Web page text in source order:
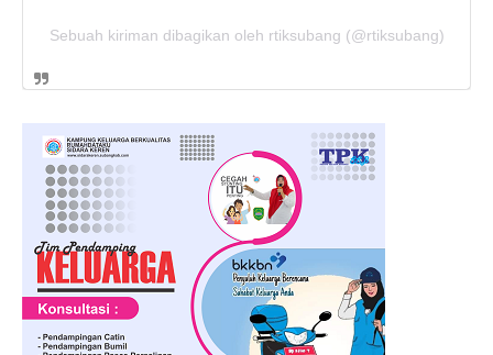
Sebuah kiriman dibagikan oleh rtiksubang (@rtiksubang)